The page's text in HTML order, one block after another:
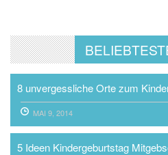
8 unvergessliche Orte zum
MAI 9, 2014
5 Ideen Kindergeburtstag